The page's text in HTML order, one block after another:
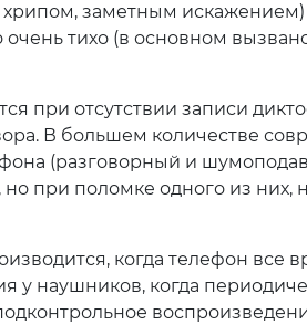
хрипом, заметным искажением)
очень тихо (в основном
при отсутствии записи
В большем количестве
(разговорный и
но при поломке одного из них,
когда телефон все
у наушников, когда